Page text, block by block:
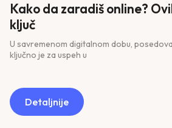
Kako da zaradiš online?
ključ
U savremenom digitalnom dobu,
ključno je za uspeh u
Detaljnije